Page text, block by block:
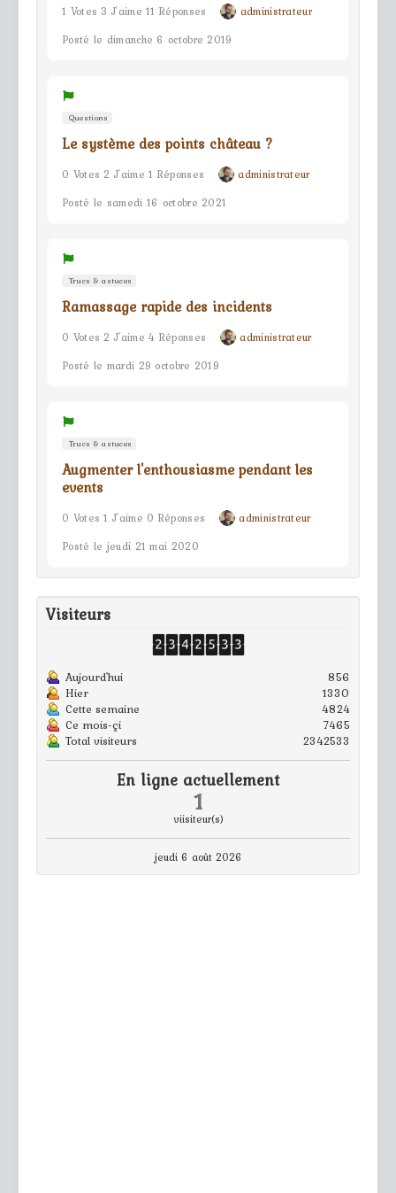
1 Votes 3 J'aime 11 Réponses
administrateur
Posté le dimanche 6 octobre 2019
Questions
Le système des points château ?
0 Votes 2 J'aime 1 Réponses
administrateur
Posté le samedi 16 octobre 2021
Trucs & astuces
Ramassage rapide des incidents
0 Votes 2 J'aime 4 Réponses
administrateur
Posté le mardi 29 octobre 2019
Trucs & astuces
Augmenter l'enthousiasme pendant les
events
0 Votes 1 J'aime 0 Réponses
administrateur
Posté le jeudi 21 mai 2020
Visiteurs
Aujourd'hui
856
Hier
1330
Cette semaine
4824
Ce mois-çi
7465
Total visiteurs
2342533
En ligne actuellement
1
viisiteur(s)
jeudi 6 août 2026